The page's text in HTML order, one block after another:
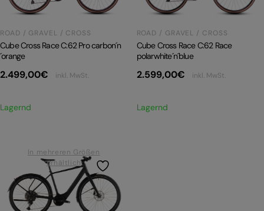
ROAD / GRAVEL / CROSS
Cube Cross Race C:62 Pro carbon´n
´orange
2.499,00€ inkl. MwSt.
Lagernd
ROAD / GRAVEL / CROSS
Cube Cross Race C:62 Race
polarwhite´n´blue
2.599,00€ inkl. MwSt.
Lagernd
In mehreren Größen
erhältlich